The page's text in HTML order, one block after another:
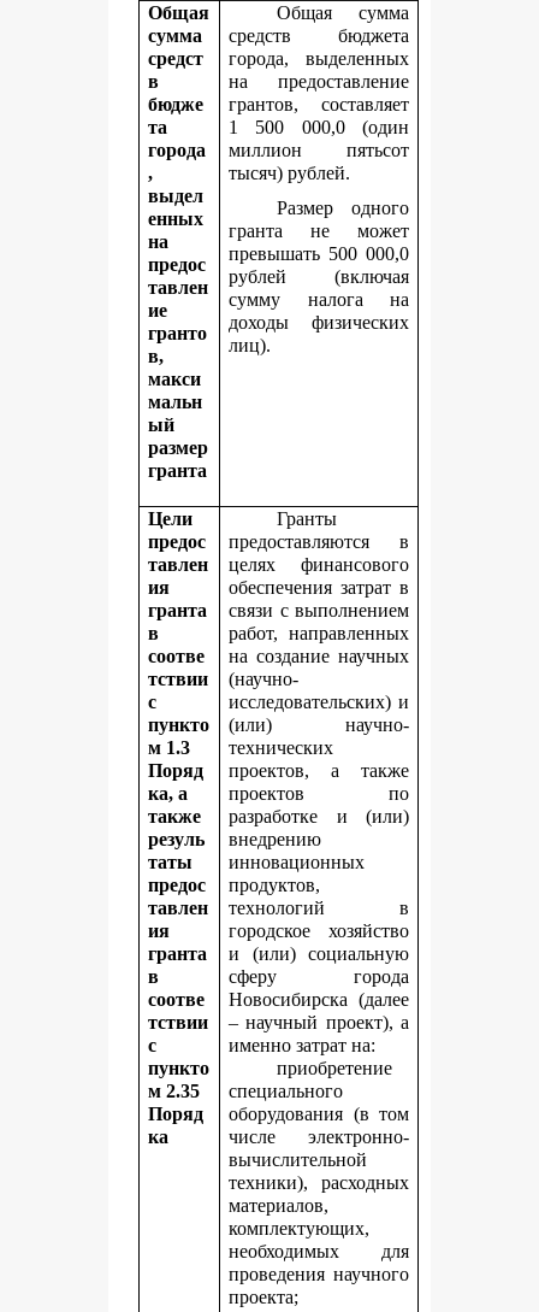
Общая
сумма
средст
в
бюдже
та
города
,
выдел
енных
на
предос
тавлен
ие
гранто
в,
макси
мальн
ый
размер
гранта
Общая сумма
средств бюджета
города, выделенных
на предоставление
грантов, составляет
1 500 000,0 (один
миллион пятьсот
тысяч) рублей.
Размер одного
гранта не может
превышать 500 000,0
рублей (включая
сумму налога на
доходы физических
лиц).
Цели
предос
тавлен
ия
гранта
в
соотве
тствии
с
пункто
м 1.3
Поряд
ка, а
также
резуль
таты
предос
тавлен
ия
гранта
в
соотве
тствии
с
пункто
м 2.35
Поряд
ка
Гранты
предоставляются в
целях финансового
обеспечения затрат в
связи с выполнением
работ, направленных
на создание научных
(научно-
исследовательских) и
(или) научно-
технических
проектов, а также
проектов по
разработке и (или)
внедрению
инновационных
продуктов,
технологий в
городское хозяйство
и (или) социальную
сферу города
Новосибирска (далее
– научный проект), а
именно затрат на:
приобретение
специального
оборудования (в том
числе электронно-
вычислительной
техники), расходных
материалов,
комплектующих,
необходимых для
проведения научного
проекта;